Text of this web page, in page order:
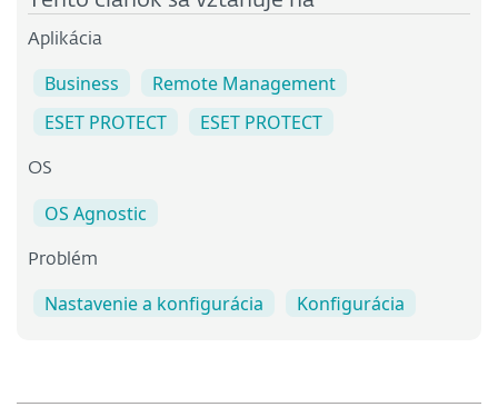
Aplikácia
Business
Remote Management
ESET PROTECT
ESET PROTECT
OS
OS Agnostic
Problém
Nastavenie a konfigurácia Konfigurácia